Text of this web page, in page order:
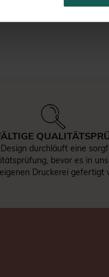
Design durchläuft eine
bevor es in
Druckerei gefertigt